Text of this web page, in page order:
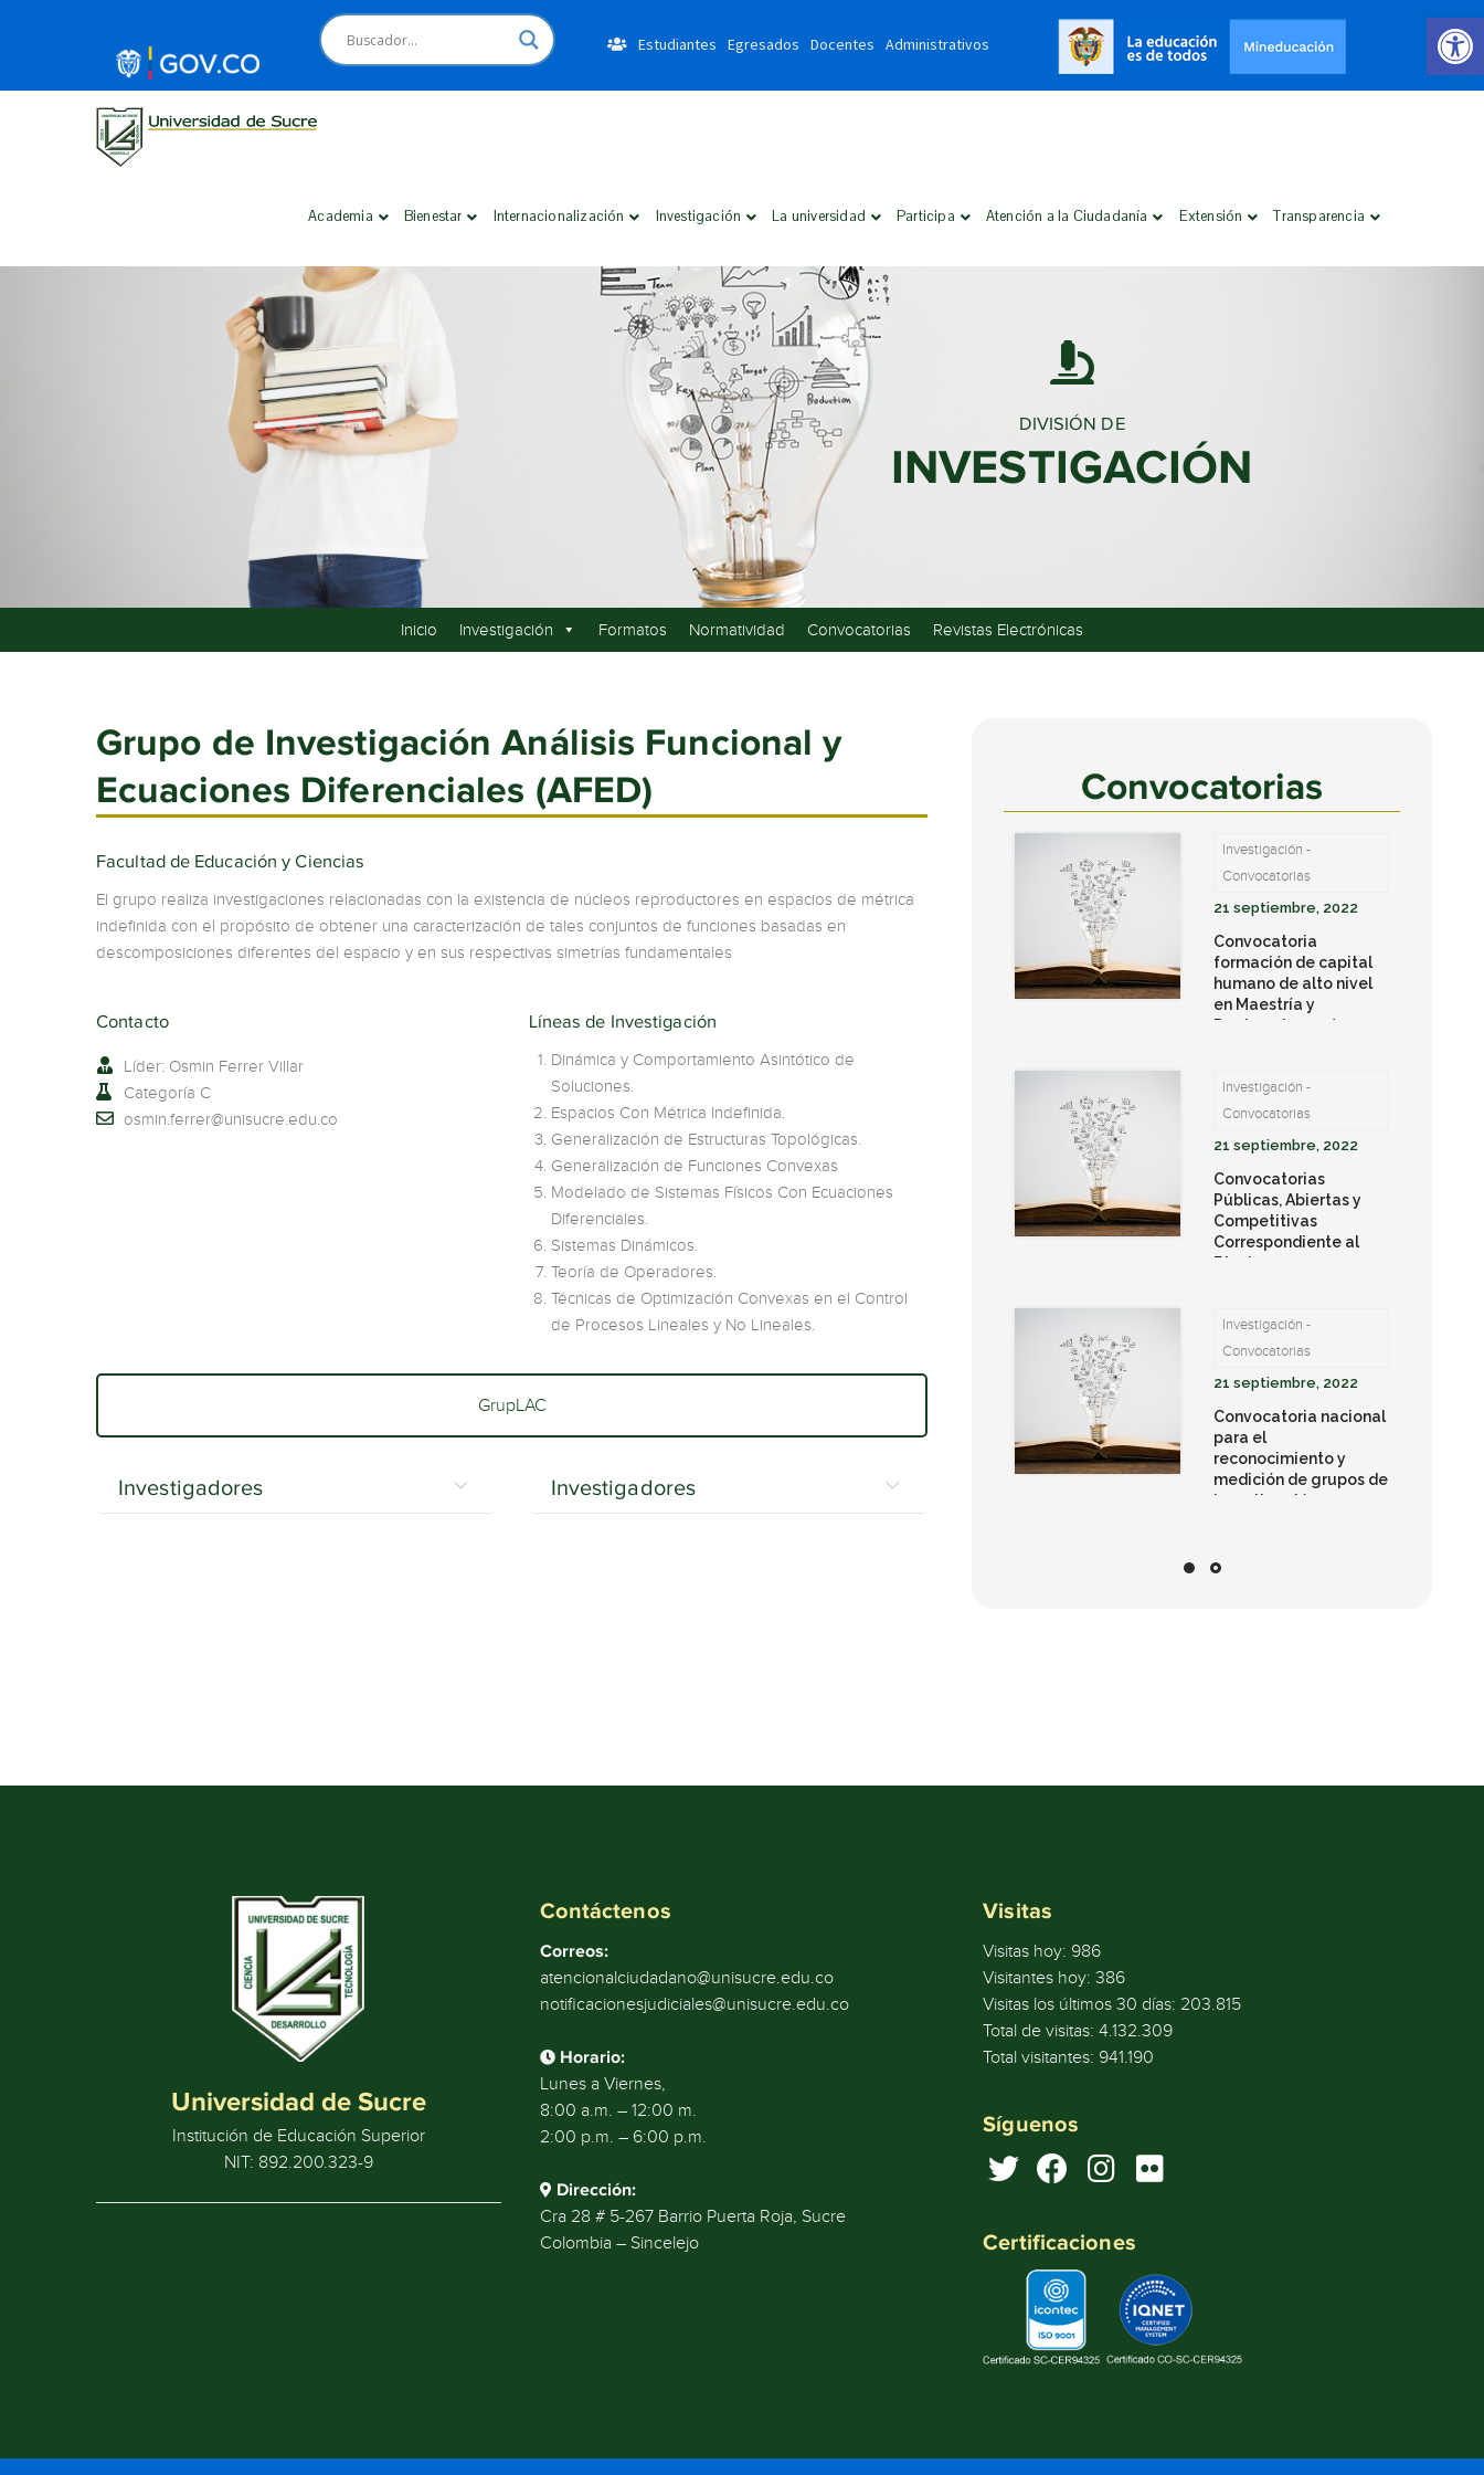
Estudiantes Egresados Docentes Administrativos
Academia Bienestar Internacionalización Investigación La universidad Participa Atención a la Ciudadanía Extensión Transparencia
DIVISIÓN DE
INVESTIGACIÓN
Inicio Investigación Formatos Normatividad Convocatorias Revistas Electrónicas
Grupo de Investigación Análisis Funcional y
Ecuaciones Diferenciales (AFED)
Facultad de Educación y Ciencias
El grupo realiza investigaciones relacionadas con la existencia de núcleos reproductores en espacios de métrica
indefinida con el propósito de obtener una caracterización de tales conjuntos de funciones basadas en
descomposiciones diferentes del espacio y en sus respectivas simetrías fundamentales
Contacto
Líder: Osmin Ferrer Villar
Categoría C
osmin.ferrer@unisucre.edu.co
Líneas de Investigación
Dinámica y Comportamiento Asintótico de
Soluciones.
Espacios Con Métrica Indefinida.
Generalización de Estructuras Topológicas.
Generalización de Funciones Convexas
Modelado de Sistemas Físicos Con Ecuaciones
Diferenciales.
Sistemas Dinámicos.
Teoría de Operadores.
Técnicas de Optimización Convexas en el Control
de Procesos Lineales y No Lineales.
GrupLAC
Investigadores Investigadores
Convocatorias
Investigación -
Convocatorias
21 septiembre, 2022
Convocatoria
formación de capital
humano de alto nivel
en Maestría y
Doctorados en áreas
Sucre
Investigación -
Convocatorias
21 septiembre, 2022
Convocatorias
Públicas, Abiertas y
Competitivas
Correspondiente al
Bienio 2021 – 2022-
Investigación -
Convocatorias
21 septiembre, 2022
Convocatoria nacional
para el
reconocimiento y
medición de grupos de
investigación,
el reconocimiento de
Universidad de Sucre
Institución de Educación Superior
NIT: 892.200.323-9
Contáctenos
Correos:
atencionalciudadano@unisucre.edu.co
notificacionesjudiciales@unisucre.edu.co
Horario:
Lunes a Viernes,
8:00 a.m. – 12:00 m.
2:00 p.m. – 6:00 p.m.
Dirección:
Cra 28 # 5-267 Barrio Puerta Roja, Sucre
Colombia – Sincelejo
Visitas
Visitas hoy: 986
Visitantes hoy:386
Visitas los últimos 30 días: 203.815
Total de visitas:4.132.309
Total visitantes: 941.190
Síguenos
Certificaciones